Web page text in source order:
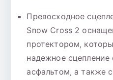
Превосходное
Snow Cross 2
протектором,
надежное
асфальтом, а также